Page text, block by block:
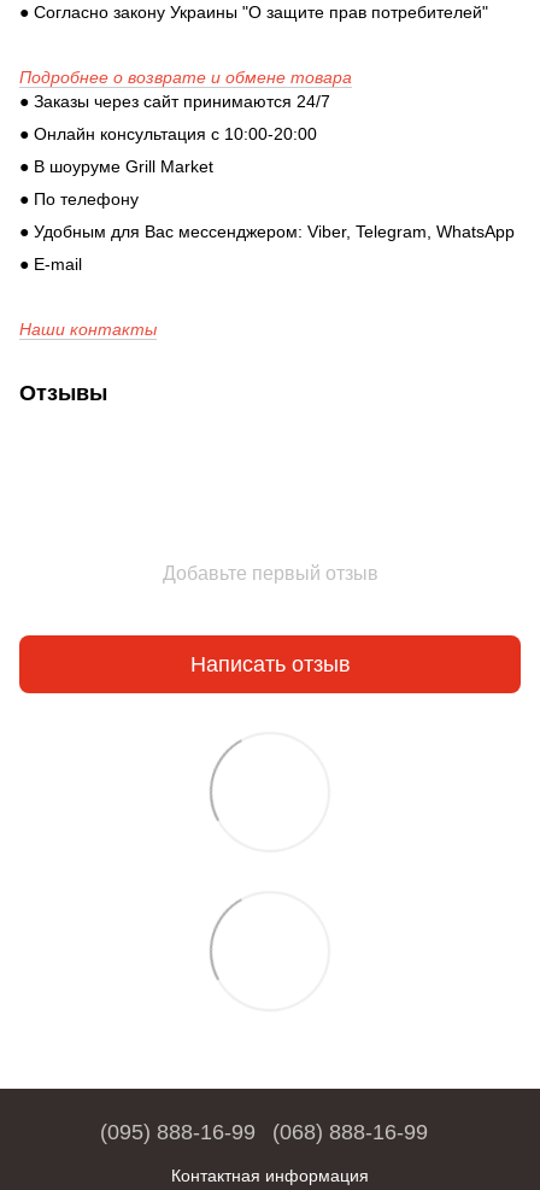
● Согласно закону Украины "О защите прав потребителей"
Подробнее о возврате и обмене товара
● Заказы через сайт принимаются 24/7
● Онлайн консультация с 10:00-20:00
● В шоуруме Grill Market
● По телефону
● Удобным для Вас мессенджером: Viber, Telegram, WhatsApp
● E-mail
Наши контакты
Отзывы
Добавьте первый отзыв
Написать отзыв
(095) 888-16-99 (068) 888-16-99
Контактная информация